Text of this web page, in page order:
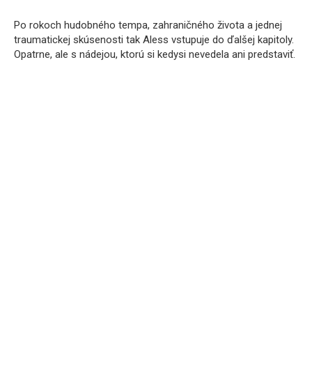
Po rokoch hudobného tempa, zahraničného života a jednej
traumatickej skúsenosti tak Aless vstupuje do ďalšej kapitoly.
Opatrne, ale s nádejou, ktorú si kedysi nevedela ani predstaviť.